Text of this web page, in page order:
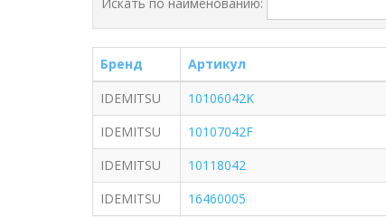
Бренд Артикул
IDEMITSU
10106042K
IDEMITSU
10107042F
IDEMITSU
10118042
IDEMITSU
16460005